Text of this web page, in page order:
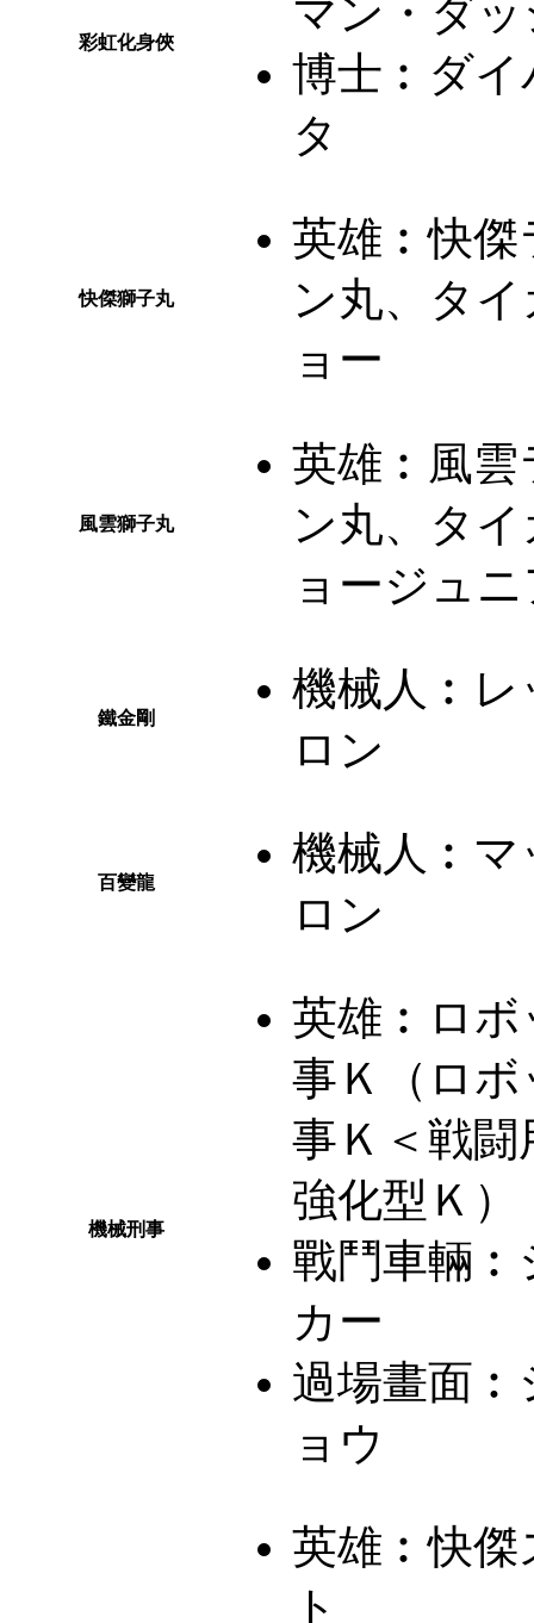
彩虹化身俠
マン・ダ
博士︰ ダ
タ
快傑獅子丸
英雄︰快傑
ン丸、タ
ョー
風雲獅子丸
英雄︰ 風雲
ン丸、タ
ョージュ
鐵金剛
機械人︰
ロン
百變龍
機械人︰ マ
ロン
機械刑事
英雄︰ ロ
事Ｋ（ロボ
事Ｋ＜戦闘
強化型Ｋ）
戰鬥車輛︰
カー
過場畫面︰
ョウ
英雄︰快傑
ト